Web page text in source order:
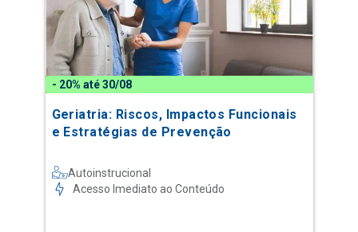
- 20% até 30/08
Geriatria: Riscos, Impactos Funcionais
e Estratégias de Prevenção
Autoinstrucional
Acesso Imediato ao Conteúdo